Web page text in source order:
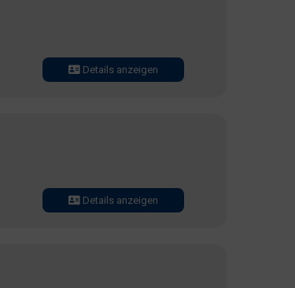
Details anzeigen
Details anzeigen